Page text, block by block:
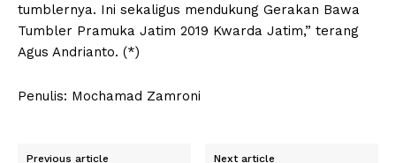
tumblernya. Ini sekaligus mendukung Gerakan Bawa
Tumbler Pramuka Jatim 2019 Kwarda Jatim,” terang
Agus Andrianto. (*)
Penulis: Mochamad Zamroni
Previous article Next article